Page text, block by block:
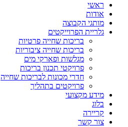
ראשי
אודות
מותגי הקבוצה
גלריית הפרוייקטים
בריכות שחייה פרטיות
בריכות שחייה ציבוריות
מגלשות ופארקי מים
פרויקטי תכנון בריכות
חדרי מכונות לבריכות שחייה
פרויקטים בתהליך
מידע מקצועי
בלוג
קריירה
צור קשר